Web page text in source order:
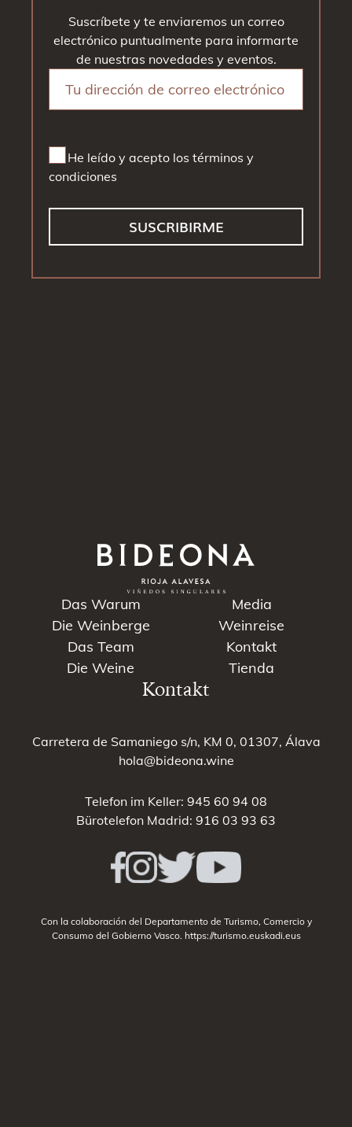
Suscríbete y te enviaremos un correo
electrónico puntualmente para informarte
de nuestras novedades y eventos.
He leído y acepto los términos y
condiciones
Das Warum
Die Weinberge
Das Team
Die Weine
Media
Weinreise
Kontakt
Tienda
Kontakt
Carretera de Samaniego s/n, KM 0, 01307, Álava
hola@bideona.wine
Telefon im Keller: 945 60 94 08
Bürotelefon Madrid: 916 03 93 63
Con la colaboración del Departamento de Turismo, Comercio y
Consumo del Gobierno Vasco. https://turismo.euskadi.eus